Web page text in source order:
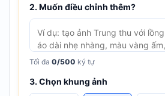
2. Muốn điều chỉnh thêm?
Tối đa 0/500 ký tự
3. Chọn khung ảnh